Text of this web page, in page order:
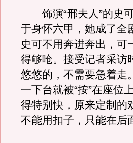
饰演“邢夫人”的史可
于身怀六甲，她成了全
史可不用奔进奔出，可
得够呛。接受记者采访
悠悠的，不需要急着走
一下台就被“按”在座位
得特别快，原来定制的
不能用扣子，只能在后